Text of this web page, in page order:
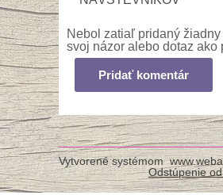
Nebol zatiaľ pridaný
svoj názor alebo dotaz ako
Pridať komentár
Vytvorené systémom
Odstúpenie